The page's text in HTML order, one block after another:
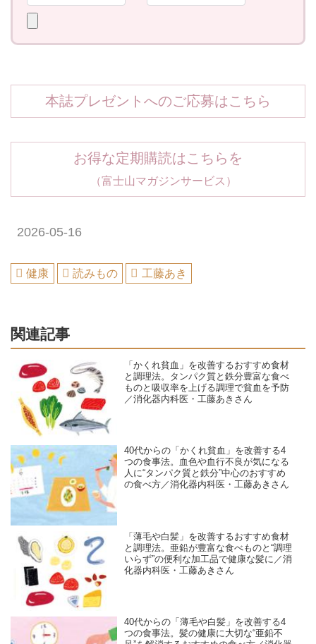
本誌プレゼントへのご応募はこちら
お得な定期購読はこちらを
（富士山マガジンサービス）
2026-05-16
健康 読みもの 工藤あき
関連記事
「かくれ貧血」を改善するおすすめ食材
と調理法。タンパク質と鉄分豊富な食べ
ものと吸収率を上げる調理で貧血を予防
／消化器内科医・工藤あきさん
40代からの「かくれ貧血」を改善する4
つの食事法。血色や血行不良が気になる
人に“タンパク質と鉄分”中心のおすすめ
の食べ方／消化器内科医・工藤あきさん
「薄毛や白髪」を改善するおすすめ食材
と調理法。亜鉛が豊富な食べものと“調理
いらず”の便利な加工品で健康な髪に／消
化器内科医・工藤あきさん
40代からの「薄毛や白髪」を改善する4
つの食事法。髪の健康に大切な“亜鉛不